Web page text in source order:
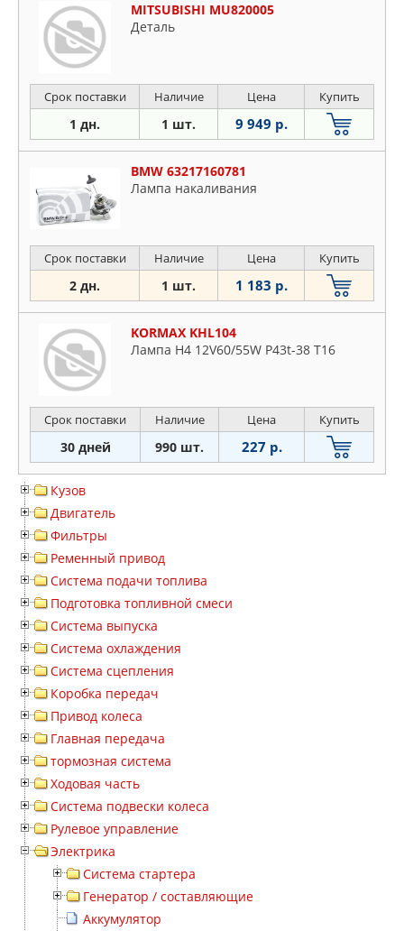
MITSUBISHI MU820005
Деталь
Срок поставки Наличие Цена Купить
1 дн. 1 шт. 9 949 р.
BMW 63217160781
Лампа накаливания
Срок поставки Наличие Цена Купить
2 дн. 1 шт. 1 183 р.
KORMAX KHL104
Лампа H4 12V60/55W P43t-38 T16
Срок поставки Наличие Цена Купить
30 дней 990 шт. 227 р.
Кузов
Двигатель
Фильтры
Ременный привод
Система подачи топлива
Подготовка топливной смеси
Система выпуска
Система охлаждения
Система сцепления
Коробка передач
Привод колеса
Главная передача
тормозная система
Ходовая часть
Система подвески колеса
Рулевое управление
Электрика
Система стартера
Генератор / составляющие
Аккумулятор